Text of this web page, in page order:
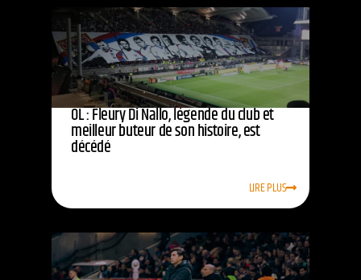
OL : Fleury Di Nallo, légende du club et
meilleur buteur de son histoire, est
décédé
LIRE PLUS